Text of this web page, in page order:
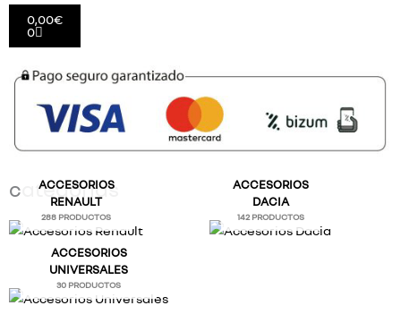
0,00€
0
Cart
categorías
ACCESORIOS
RENAULT
288 PRODUCTOS
ACCESORIOS
DACIA
142 PRODUCTOS
ACCESORIOS
UNIVERSALES
30 PRODUCTOS